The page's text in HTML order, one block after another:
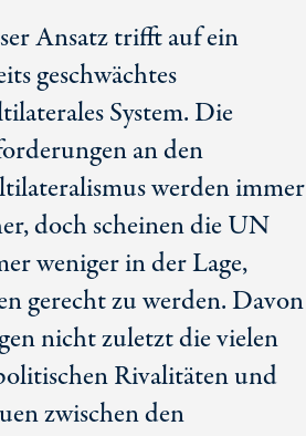
Ansatz trifft auf ein
geschwächtes
System. Die
an den
werden immer
doch scheinen die UN
weniger in der Lage,
gerecht zu werden. Davon
nicht zuletzt die vielen
Rivalitäten und
zwischen den